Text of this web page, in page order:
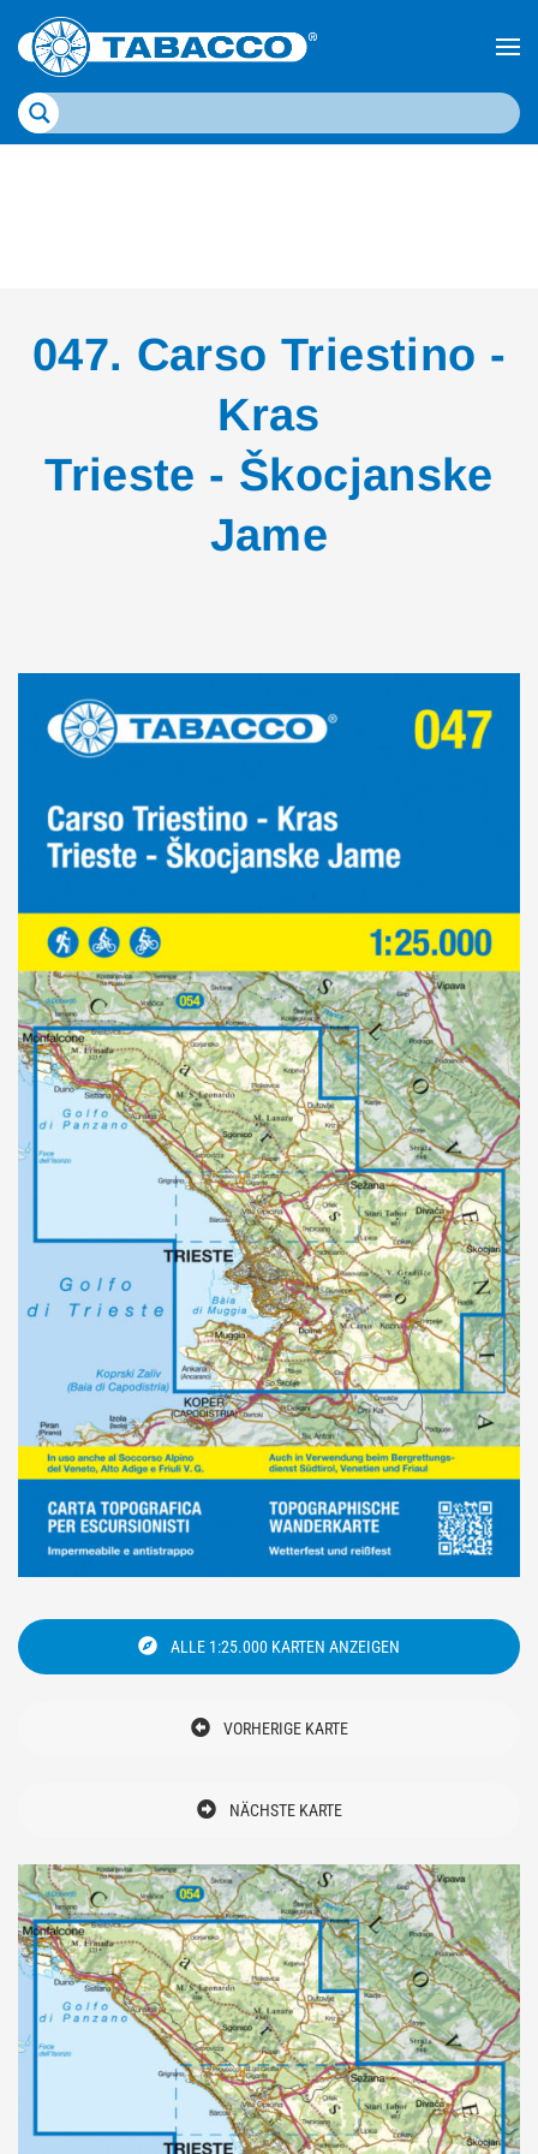
047. Carso Triestino -
Kras
Trieste - Škocjanske
Jame
ALLE 1:25.000 KARTEN ANZEIGEN
VORHERIGE KARTE
NÄCHSTE KARTE